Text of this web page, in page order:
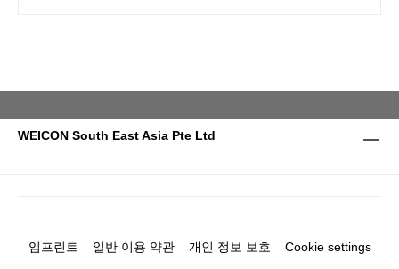
WEICON South East Asia Pte Ltd
임프린트 일반 이용 약관 개인 정보 보호 Cookie settings